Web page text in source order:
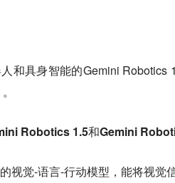
和具身智能的Gemini Robotics
Robotics 1.5和Gemini
的视觉-语言-行动模型，能将视